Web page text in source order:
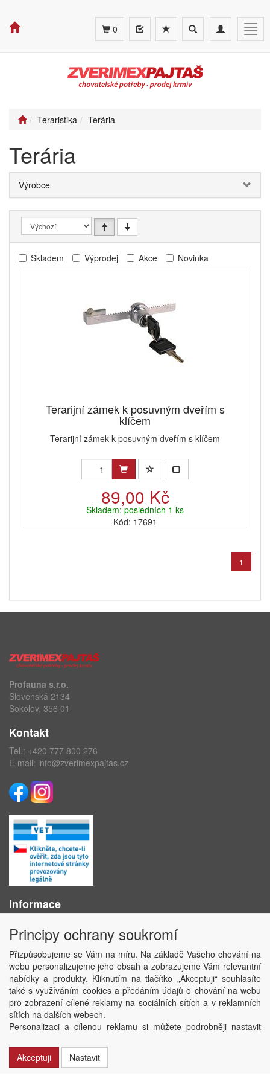
Toggle
navigation
Toggle
search
0
Teraristika Terária
Terária
Výrobce
Skladem Výprodej Akce Novinka
Terarijní zámek k posuvným dveřím s
klíčem
Terarijní zámek k posuvným dveřím s klíčem
89,00 Kč
Skladem: posledních 1 ks
Kód: 17691
1
Profauna s.r.o.
Slovenská 2134
Sokolov, 356 01
Kontakt
Tel.: +420 777 800 276
E-mail: info@zverimexpajtas.cz
Informace
Obchodní podmínky
Ochrana osobních údajů
Kontakt
Losování účtenek
Aktuality
Nastavení soukromí
Copyright © ABRA Software a.s. 2020
Principy ochrany soukromí
Přizpůsobujeme se Vám na míru. Na základě Vašeho chování na
webu personalizujeme jeho obsah a zobrazujeme Vám relevantní
nabídky a produkty. Kliknutím na tlačítko „Akceptuji“ souhlasíte
také s využíváním cookies a předáním údajů o chování na webu
pro zobrazení cílené reklamy na sociálních sítích a v reklamních
sítích na dalších webech.
Personalizaci a cílenou reklamu si můžete podrobněji nastavit
Akceptuji
Nastavit